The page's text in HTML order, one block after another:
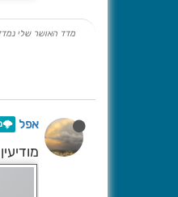
מדד האושר שלי
אפל